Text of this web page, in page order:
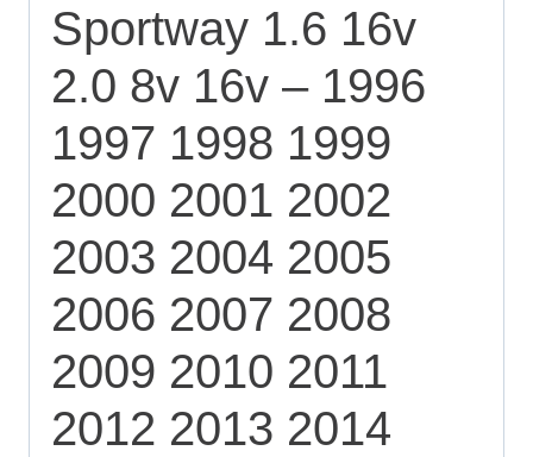
Sportway 1.6 16v
2.0 8v 16v – 1996
1997 1998 1999
2000 2001 2002
2003 2004 2005
2006 2007 2008
2009 2010 2011
2012 2013 2014